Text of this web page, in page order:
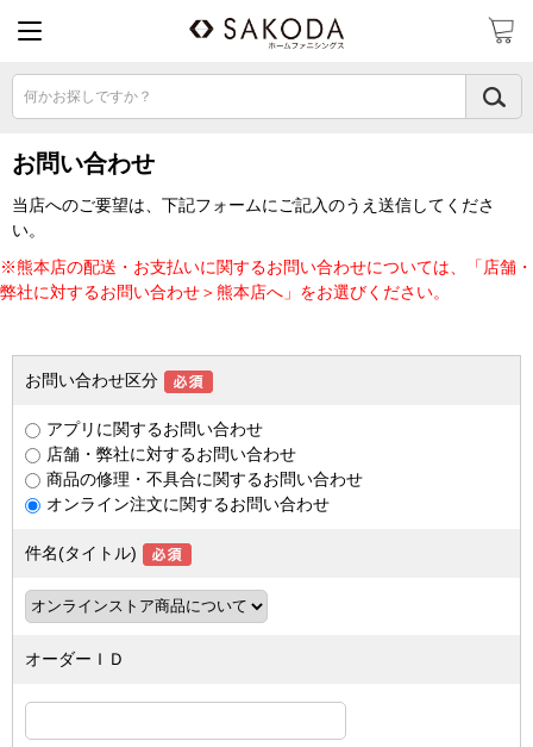
何かお探しですか？
お問い合わせ
当店へのご要望は、下記フォームにご記入のうえ送信してくださ
い。
※熊本店の配送・お支払いに関するお問い合わせについては、「店舗・
弊社に対するお問い合わせ＞熊本店へ」をお選びください。
お問い合わせ区分
アプリに関するお問い合わせ
店舗・弊社に対するお問い合わせ
商品の修理・不具合に関するお問い合わせ
オンライン注文に関するお問い合わせ
件名(タイトル)
オーダーＩＤ